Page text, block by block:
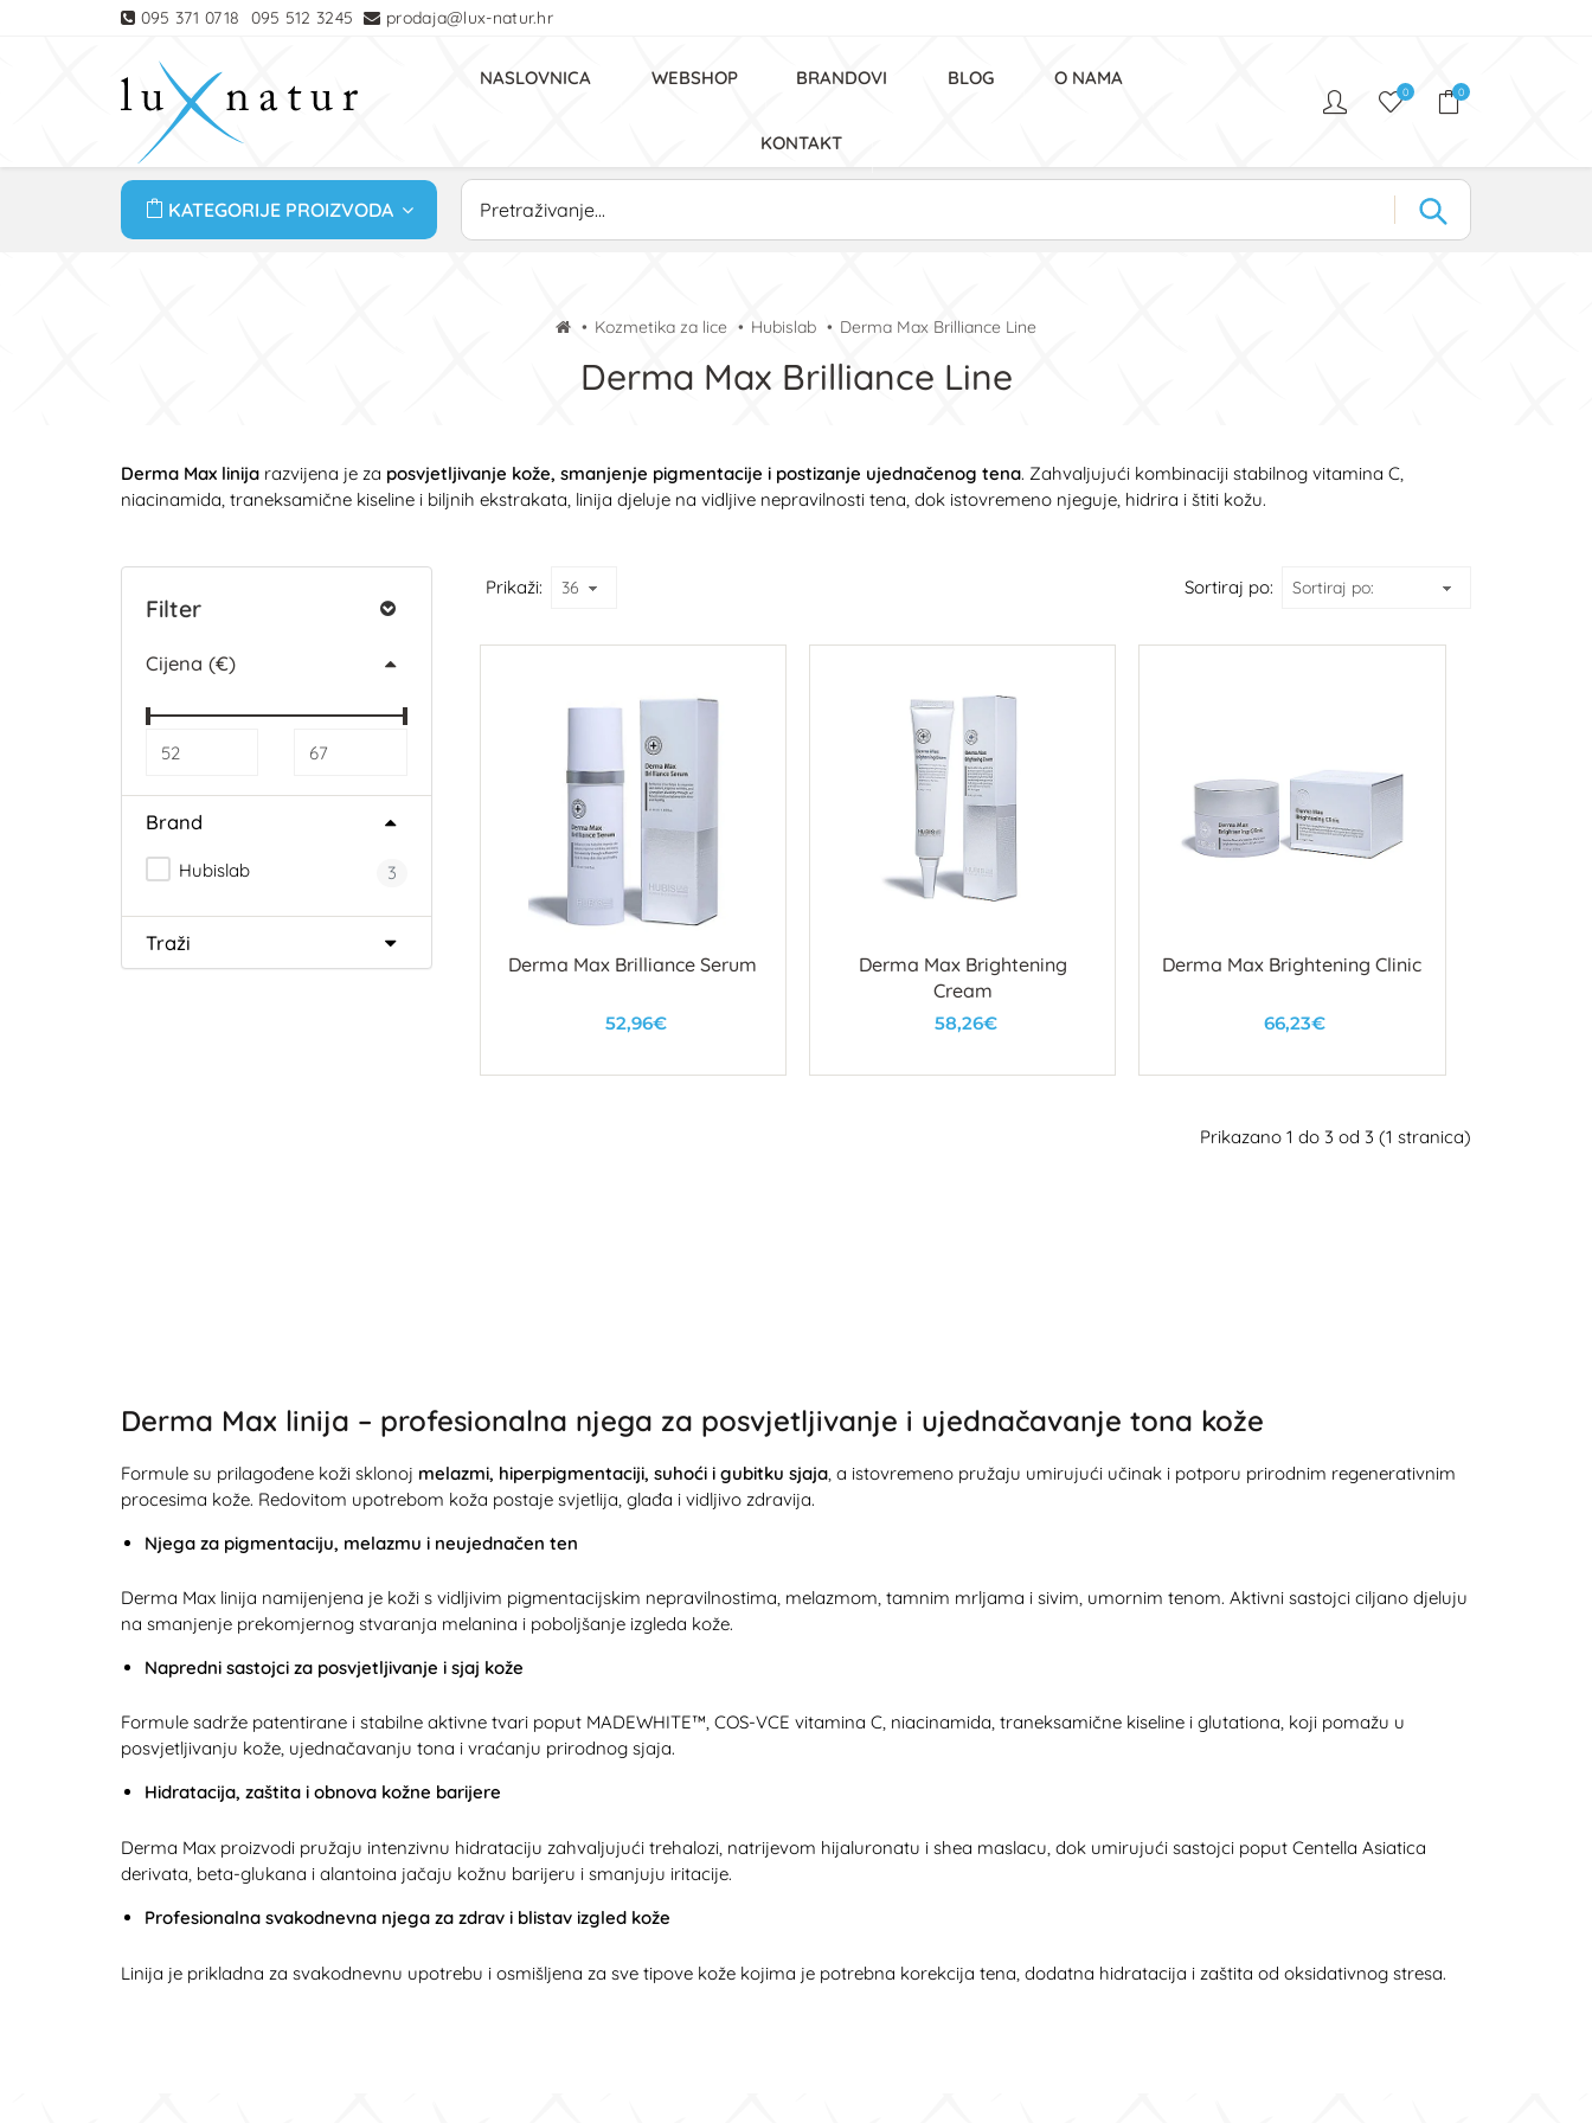
095 371 0718 095 512 3245 prodaja@lux-natur.hr
NASLOVNICA WEBSHOP BRANDOVI BLOG O NAMA
KONTAKT
0 0
KATEGORIJE PROIZVODA
Kozmetika za lice Hubislab Derma Max Brilliance Line
Derma Max Brilliance Line
Derma Max linija razvijena je za posvjetljivanje kože, smanjenje pigmentacije i postizanje ujednačenog tena. Zahvaljujući kombinaciji stabilnog vitamina C,
niacinamida, traneksamične kiseline i biljnih ekstrakata, linija djeluje na vidljive nepravilnosti tena, dok istovremeno njeguje, hidrira i štiti kožu.
Filter
Cijena (€)
Brand
Hubislab 3
Traži
Prikaži: Sortiraj po:
Derma Max Brilliance Serum
52,96€
U košaricu
Derma Max Brightening
Cream
58,26€
U košaricu
Derma Max Brightening Clinic
66,23€
U košaricu
Prikazano 1 do 3 od 3 (1 stranica)
Derma Max linija – profesionalna njega za posvjetljivanje i ujednačavanje tona kože
Formule su prilagođene koži sklonoj melazmi, hiperpigmentaciji, suhoći i gubitku sjaja, a istovremeno pružaju umirujući učinak i potporu prirodnim regenerativnim
procesima kože. Redovitom upotrebom koža postaje svjetlija, glađa i vidljivo zdravija.
Njega za pigmentaciju, melazmu i neujednačen ten
Derma Max linija namijenjena je koži s vidljivim pigmentacijskim nepravilnostima, melazmom, tamnim mrljama i sivim, umornim tenom. Aktivni sastojci ciljano djeluju
na smanjenje prekomjernog stvaranja melanina i poboljšanje izgleda kože.
Napredni sastojci za posvjetljivanje i sjaj kože
Formule sadrže patentirane i stabilne aktivne tvari poput MADEWHITE™, COS-VCE vitamina C, niacinamida, traneksamične kiseline i glutationa, koji pomažu u
posvjetljivanju kože, ujednačavanju tona i vraćanju prirodnog sjaja.
Hidratacija, zaštita i obnova kožne barijere
Derma Max proizvodi pružaju intenzivnu hidrataciju zahvaljujući trehalozi, natrijevom hijaluronatu i shea maslacu, dok umirujući sastojci poput Centella Asiatica
derivata, beta-glukana i alantoina jačaju kožnu barijeru i smanjuju iritacije.
Profesionalna svakodnevna njega za zdrav i blistav izgled kože
Linija je prikladna za svakodnevnu upotrebu i osmišljena za sve tipove kože kojima je potrebna korekcija tena, dodatna hidratacija i zaštita od oksidativnog stresa.